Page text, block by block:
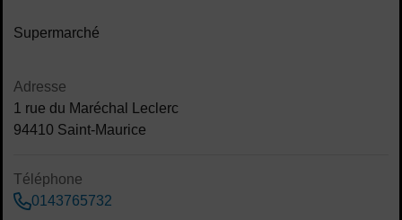
Contenu de la fiche d'annuaire
Supermarché
Adresse
1 rue du Maréchal Leclerc
94410 Saint-Maurice
Téléphone
0143765732